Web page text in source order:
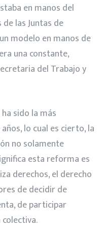
en manos del
las Juntas de
modelo en manos de
una constante,
del Trabajo y
sido la más
lo cual es cierto, la
no solamente
esta reforma es
derechos, el derecho
de decidir de
de participar